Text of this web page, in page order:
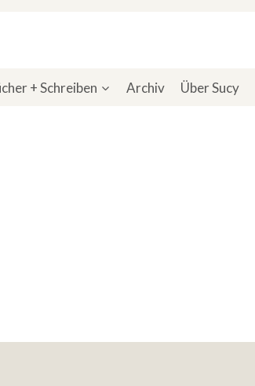
+ Schreiben Archiv Über Sucy